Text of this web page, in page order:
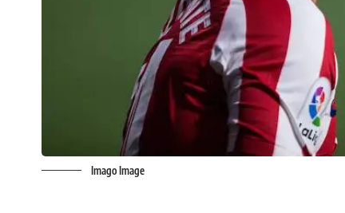
Imago Image